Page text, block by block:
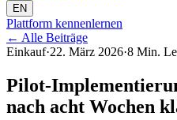
EN
Plattform kennenlernen
← Alle Beiträge
Einkauf·22. März 2026·8 Min.
Pilot-
nach acht Wochen